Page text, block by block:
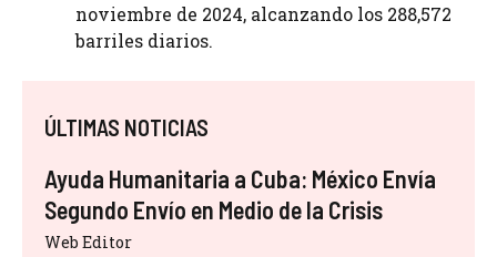
noviembre de 2024, alcanzando los 288,572
barriles diarios.
ÚLTIMAS NOTICIAS
Ayuda Humanitaria a Cuba: México Envía
Segundo Envío en Medio de la Crisis
Web Editor